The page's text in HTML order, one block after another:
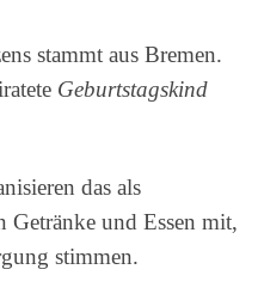
stammt aus Bremen.
Geburtstagskind
das als
Getränke und Essen mit,
stimmen.